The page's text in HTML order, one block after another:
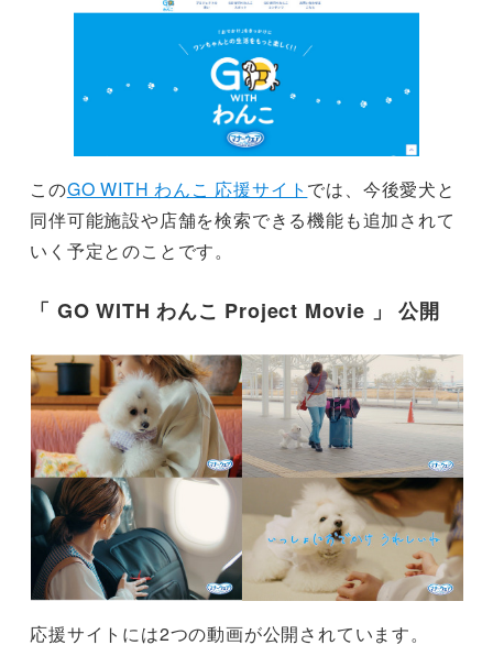
このGO WITH わんこ 応援サイト では、今後愛犬と
同伴可能施設や店舗を検索できる機能も追加されて
いく予定とのことです。
「 GO WITH わんこ Project Movie 」 公開
応援サイトには2つの動画が公開されています。